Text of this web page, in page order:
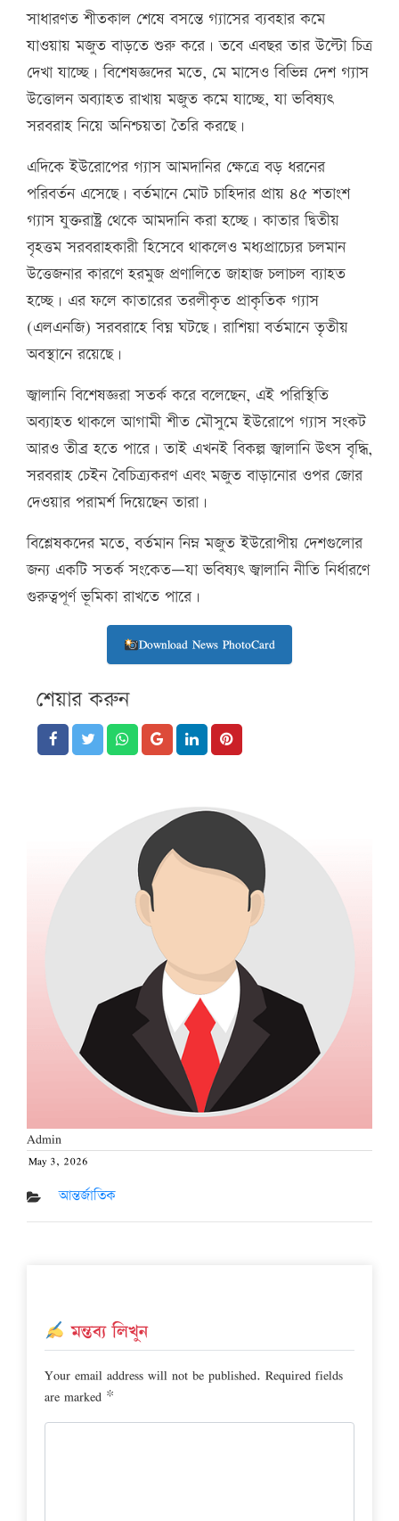
সাধারণত শীতকাল শেষে বসন্তে গ্যাসের ব্যবহার কমে
যাওয়ায় মজুত বাড়তে শুরু করে। তবে এবছর তার উল্টো চিত্র
দেখা যাচ্ছে। বিশেষজ্ঞদের মতে, মে মাসেও বিভিন্ন দেশ গ্যাস
উত্তোলন অব্যাহত রাখায় মজুত কমে যাচ্ছে, যা ভবিষ্যৎ
সরবরাহ নিয়ে অনিশ্চয়তা তৈরি করছে।
এদিকে ইউরোপের গ্যাস আমদানির ক্ষেত্রে বড় ধরনের
পরিবর্তন এসেছে। বর্তমানে মোট চাহিদার প্রায় ৪৫ শতাংশ
গ্যাস যুক্তরাষ্ট্র থেকে আমদানি করা হচ্ছে। কাতার দ্বিতীয়
বৃহত্তম সরবরাহকারী হিসেবে থাকলেও মধ্যপ্রাচ্যের চলমান
উত্তেজনার কারণে হরমুজ প্রণালিতে জাহাজ চলাচল ব্যাহত
হচ্ছে। এর ফলে কাতারের তরলীকৃত প্রাকৃতিক গ্যাস
(এলএনজি) সরবরাহে বিঘ্ন ঘটছে। রাশিয়া বর্তমানে তৃতীয়
অবস্থানে রয়েছে।
জ্বালানি বিশেষজ্ঞরা সতর্ক করে বলেছেন, এই পরিস্থিতি
অব্যাহত থাকলে আগামী শীত মৌসুমে ইউরোপে গ্যাস সংকট
আরও তীব্র হতে পারে। তাই এখনই বিকল্প জ্বালানি উৎস বৃদ্ধি,
সরবরাহ চেইন বৈচিত্র্যকরণ এবং মজুত বাড়ানোর ওপর জোর
দেওয়ার পরামর্শ দিয়েছেন তারা।
বিশ্লেষকদের মতে, বর্তমান নিম্ন মজুত ইউরোপীয় দেশগুলোর
জন্য একটি সতর্ক সংকেত—যা ভবিষ্যৎ জ্বালানি নীতি নির্ধারণে
গুরুত্বপূর্ণ ভূমিকা রাখতে পারে।
Download News PhotoCard
শেয়ার করুন
Admin
Posted
on
May 3, 2026
আন্তর্জাতিক
মন্তব্য লিখুন
Your email address will not be published. Required fields
are marked *